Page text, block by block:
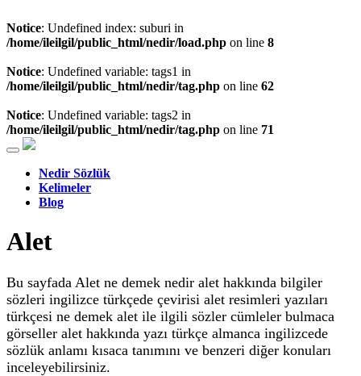
Notice: Undefined index: suburi in
/home/ileilgil/public_html/nedir/load.php on line 8
Notice: Undefined variable: tags1 in
/home/ileilgil/public_html/nedir/tag.php on line 62
Notice: Undefined variable: tags2 in
/home/ileilgil/public_html/nedir/tag.php on line 71
Nedir Sözlük
Kelimeler
Blog
Alet
Bu sayfada Alet ne demek nedir alet hakkında bilgiler
sözleri ingilizce türkçede çevirisi alet resimleri yazıları
türkçesi ne demek alet ile ilgili sözler cümleler bulmaca
görseller alet hakkında yazı türkçe almanca ingilizcede
sözlük anlamı kısaca tanımını ve benzeri diğer konuları
inceleyebilirsiniz.